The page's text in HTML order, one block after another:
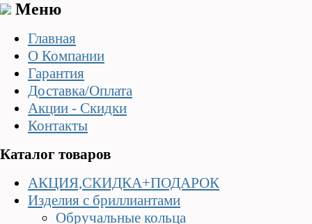
Меню
Главная
О Компании
Гарантия
Доставка/Оплата
Акции - Скидки
Контакты
Каталог товаров
АКЦИЯ,СКИДКА+ПОДАРОК
Изделия с бриллиантами
Обручальные кольца